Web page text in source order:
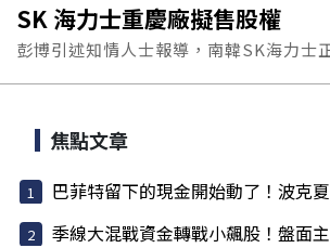
Stargate資料中心園區背後的開發商
AI資料中心所需的土地和電力資源，這可
最大、也最直接的一次電力基礎建設布
SK 海力士重慶廠擬售股權
彭博引述知情人士報導，南韓SK海力士
慶廠的多項方案，包括引進外部投資人
焦點文章
巴菲特留下的現金開始動了！波克
季線大混戰資金轉戰小飆股！盤面